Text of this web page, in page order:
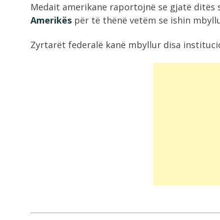
Medait amerikane raportojnë se gjatë ditës
Amerikës për të thënë vetëm se ishin
Zyrtarët federalë kanë mbyllur disa
8:36
Zjarr në një banesë në Gjirokastër,